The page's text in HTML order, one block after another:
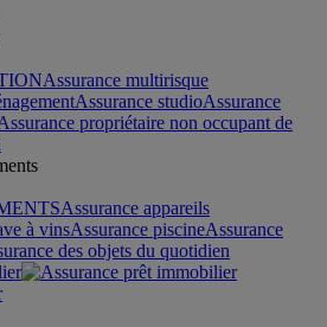
Assurance multirisque
Assurance studioAssurance
propriétaire non occupant de
Assurance appareils
à vinsAssurance piscineAssurance
des objets du quotidien